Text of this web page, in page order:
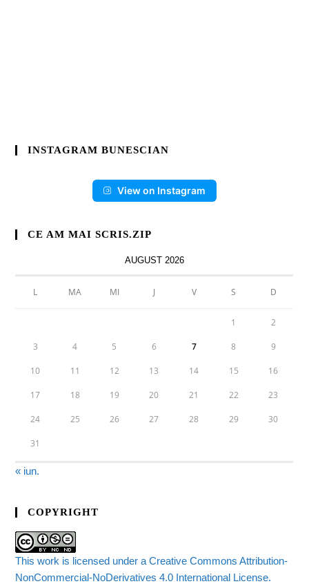
INSTAGRAM BUNESCIAN
View on Instagram
CE AM MAI SCRIS.ZIP
AUGUST 2026
L MA MI J V S D
1 2
3 4 5 6 7 8 9
10 11 12 13 14 15 16
17 18 19 20 21 22 23
24 25 26 27 28 29 30
31
« iun.
COPYRIGHT
This work is licensed under a Creative Commons Attribution-
NonCommercial-NoDerivatives 4.0 International License.